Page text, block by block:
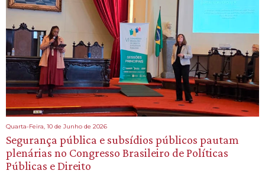
Quarta-Feira, 10 de Junho de 2026
Segurança pública e subsídios públicos pautam
plenárias no Congresso Brasileiro de Políticas
Públicas e Direito